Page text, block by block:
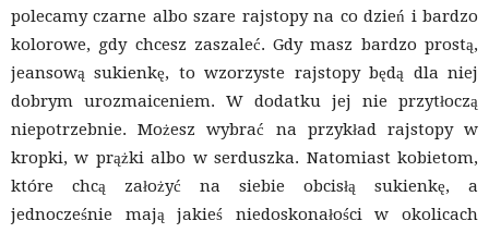
polecamy czarne albo szare rajstopy na co dzień i bardzo
kolorowe, gdy chcesz zaszaleć. Gdy masz bardzo prostą,
jeansową sukienkę, to wzorzyste rajstopy będą dla niej
dobrym urozmaiceniem. W dodatku jej nie przytłoczą
niepotrzebnie. Możesz wybrać na przykład rajstopy w
kropki, w prążki albo w serduszka. Natomiast kobietom,
które chcą założyć na siebie obcisłą sukienkę, a
jednocześnie mają jakieś niedoskonałości w okolicach